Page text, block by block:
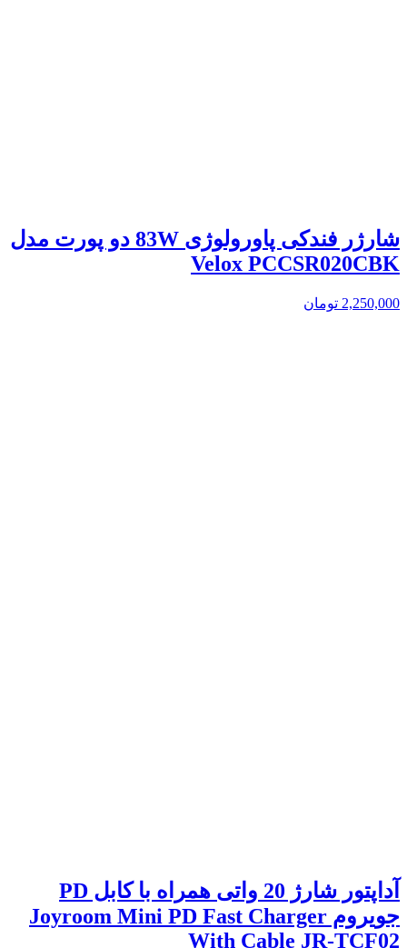
شارژر فندکی پاورولوژی 83W دو پورت مدل
Velox PCCSR020CBK
2,250,000 تومان
آداپتور شارژ 20 واتی همراه با کابل PD
جویروم Joyroom Mini PD Fast Charger
With Cable JR-TCF02